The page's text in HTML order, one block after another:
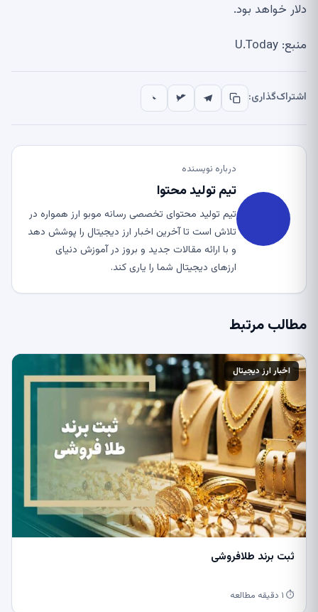
دلار خواهد بود.
منبع: U.Today
اشتراک‌گذاری:
درباره نویسنده
تیم تولید محتوا
تیم تولید محتوای تخصصی رسانه موبو ارز همواره در
تلاش است تا آخرین اخبار ارز دیجیتال را پوشش دهد
و با ارائه مقالات جدید و بروز در آموزش دنیای
ارزهای دیجیتال شما را یاری کند.
مطالب مرتبط
اخبار ارز دیجیتال
ثبت برند طلافروشی
⏱ ۱ دقیقه مطالعه